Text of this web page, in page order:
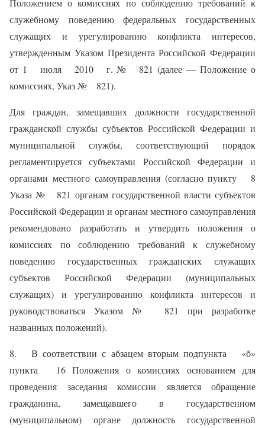
Положением о комиссиях по соблюдению требований к
служебному поведению федеральных государственных
служащих и урегулированию конфликта интересов,
утвержденным Указом Президента Российской Федерации
от 1 июля 2010 г. № 821 (далее — Положение о
комиссиях, Указ № 821).
Для граждан, замещавших должности государственной
гражданской службы субъектов Российской Федерации и
муниципальной службы, соответствующий порядок
регламентируется субъектами Российской Федерации и
органами местного самоуправления (согласно пункту 8
Указа № 821 органам государственной власти субъектов
Российской Федерации и органам местного самоуправления
рекомендовано разработать и утвердить положения о
комиссиях по соблюдению требований к служебному
поведению государственных гражданских служащих
субъектов Российской Федерации (муниципальных
служащих) и урегулированию конфликта интересов и
руководствоваться Указом № 821 при разработке
названных положений).
8. В соответствии с абзацем вторым подпункта «б»
пункта 16 Положения о комиссиях основанием для
проведения заседания комиссии является обращение
гражданина, замещавшего в государственном
(муниципальном) органе должность государственной